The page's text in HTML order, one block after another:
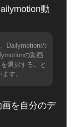
動
Dailymotionの
の動画
選択すること
す。
を自分のデ